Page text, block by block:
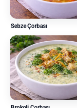
Sebze Çorbası